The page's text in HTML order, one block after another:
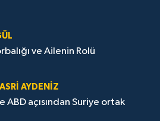
ve Ailenin Rolü
AYDENIZ
ABD açısından Suriye ortak